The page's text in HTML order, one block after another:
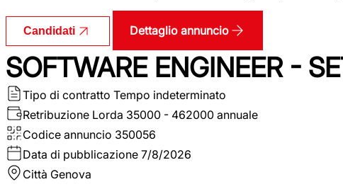
Candidati Dettaglio annuncio
SOFTWARE ENGINEER -
Tipo di contratto Tempo indeterminato
Retribuzione Lorda 35000 - 462000 annuale
Codice annuncio 350056
Data di pubblicazione 7/8/2026
Città Genova